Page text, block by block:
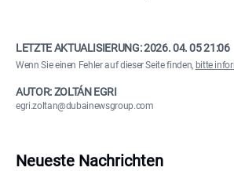
LETZTE AKTUALISIERUNG:2026. 04. 05 21:06
Wenn Sie einen Fehler auf dieser Seite finden, bitte
AUTOR: ZOLTÁN EGRI
egri.zoltan@dubainewsgroup.com
Neueste Nachrichten